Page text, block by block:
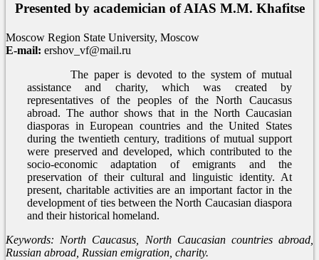
Presented by academician of AIAS M.M. Khafitse
Moscow Region State University, Moscow
E-mail: ershov_vf@mail.ru
The paper is devoted to the system of mutual
assistance and charity, which was created by
representatives of the peoples of the North Caucasus
abroad. The author shows that in the North Caucasian
diasporas in European countries and the United States
during the twentieth century, traditions of mutual support
were preserved and developed, which contributed to the
socio-economic adaptation of emigrants and the
preservation of their cultural and linguistic identity. At
present, charitable activities are an important factor in the
development of ties between the North Caucasian diaspora
and their historical homeland.
Keywords: North Caucasus, North Caucasian countries abroad,
Russian abroad, Russian emigration, charity.